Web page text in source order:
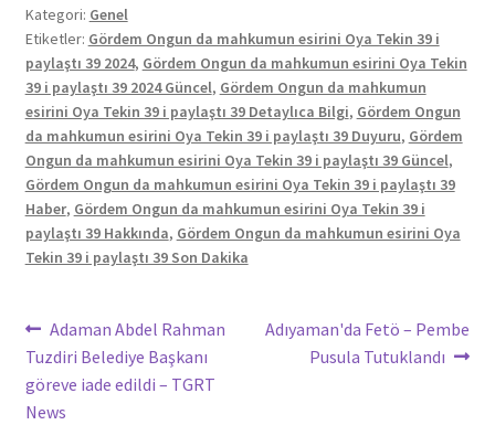
Kategori: Genel
Etiketler: Gördem Ongun da mahkumun esirini Oya Tekin 39 i
paylaştı 39 2024, Gördem Ongun da mahkumun esirini Oya Tekin
39 i paylaştı 39 2024 Güncel, Gördem Ongun da mahkumun
esirini Oya Tekin 39 i paylaştı 39 Detaylıca Bilgi, Gördem Ongun
da mahkumun esirini Oya Tekin 39 i paylaştı 39 Duyuru, Gördem
Ongun da mahkumun esirini Oya Tekin 39 i paylaştı 39 Güncel,
Gördem Ongun da mahkumun esirini Oya Tekin 39 i paylaştı 39
Haber, Gördem Ongun da mahkumun esirini Oya Tekin 39 i
paylaştı 39 Hakkında, Gördem Ongun da mahkumun esirini Oya
Tekin 39 i paylaştı 39 Son Dakika
Yazı
gezinmesi
Önceki
yazı:
Adaman Abdel Rahman
Tuzdiri Belediye Başkanı
göreve iade edildi – TGRT
News
Sonraki
Adıyaman'da Fetö – Pembe
Pusula Tutuklandı